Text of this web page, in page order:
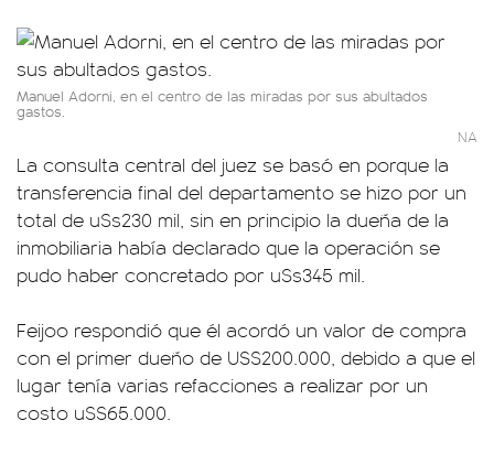
Manuel Adorni, en el centro de las miradas por sus abultados
gastos.
NA
La consulta central del juez se basó en porque la
transferencia final del departamento se hizo por un
total de u$s230 mil, sin en principio la dueña de la
inmobiliaria había declarado que la operación se
pudo haber concretado por u$s345 mil.
Feijoo respondió que él acordó un valor de compra
con el primer dueño de US$200.000, debido a que el
lugar tenía varias refacciones a realizar por un
costo u$S65.000.